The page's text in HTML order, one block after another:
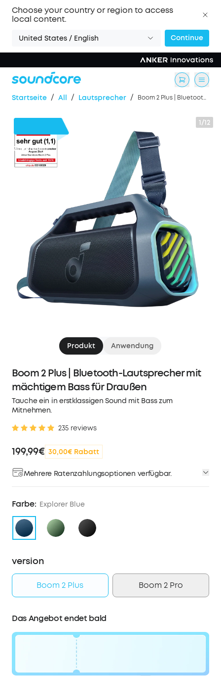
Choose your country or region to access
local content.
United States / English Continue
Startseite / All / Lautsprecher / Boom 2 Plus | Bluetooth-Lautsprecher mit mächtigem Bass für Draußen
1/12
30€Rabatt
Produkt Anwendung
Boom 2 Plus | Bluetooth-Lautsprecher mit
mächtigem Bass für Draußen
Tauche ein in erstklassigen Sound mit Bass zum
Mitnehmen.
235 reviews
199,99€ 30,00€ Rabatt
Mehrere Ratenzahlungsoptionen verfügbar.
Farbe: Explorer Blue
version
Boom 2 Plus Boom 2 Pro
Das Angebot endet bald